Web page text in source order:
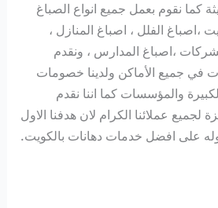
كما نقوم بعمل جميع انواع الصباغ
،اصباغ الفلل ، اصباغ المنازل ،
،اصباغ المدارس ، ونقدم
في جميع الأماكن ولدينا خصومات
والمؤسسات كما اننا نقدم
عملائنا الكرام لان هدفنا الاول
على افضل خدمات دهانات بالكويت.